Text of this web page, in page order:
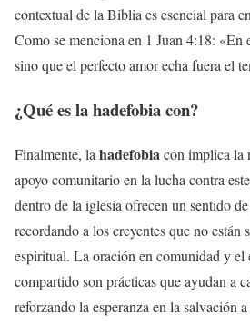
contextual de la Biblia es esencial para
Como se menciona en 1 Juan 4:18: «En
sino que el perfecto amor echa fuera el
¿Qué es lahadefobiacon?
Finalmente, la hadefobia con implica la
apoyo comunitario en la lucha contra
dentro de la iglesia ofrecen un sentido
recordando a los creyentes que no están
espiritual. La oración en comunidad y
compartido son prácticas que ayudan a
reforzando la esperanza en la salvación